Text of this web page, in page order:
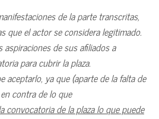
de la parte transcritas,
que el actor se considera legitimado.
aspiraciones de sus afiliados a
para cubrir la plaza.
aceptarlo, ya que (aparte de la falta de
contra de lo que
convocatoria de la plaza lo que puede